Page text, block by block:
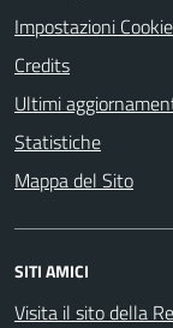
Impostazioni Cookie
Credits
Ultimi
Statistiche
Mappa del Sito
SITI AMICI
Visita il sito della